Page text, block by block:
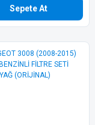
Sepete At